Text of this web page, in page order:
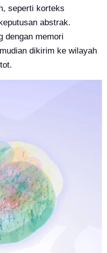
seperti korteks
abstrak.
dengan memori
dikirim ke wilayah